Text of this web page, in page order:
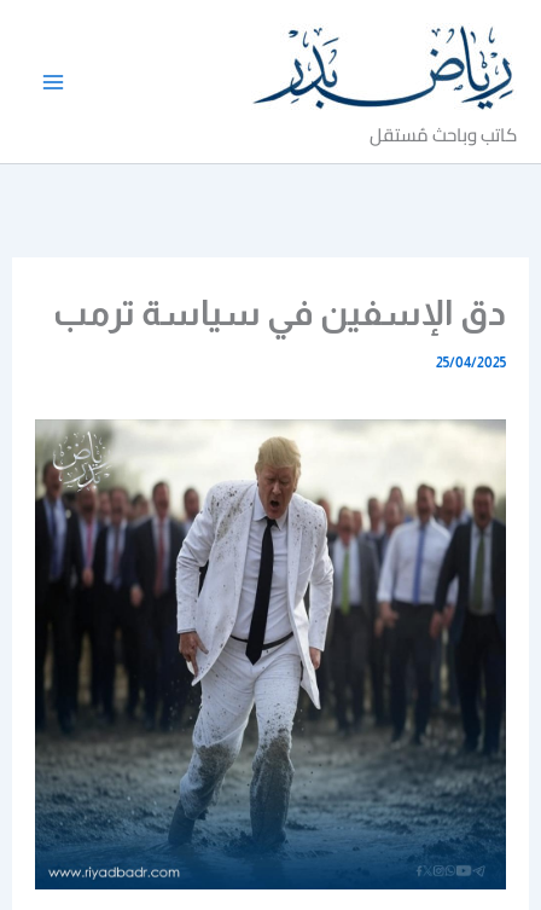
المحتوى
كاتب وباحث مُستقل
دق الإسفين في سياسة ترمب
25/04/2025